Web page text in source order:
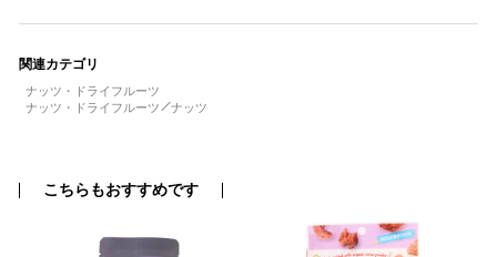
関連カテゴリ
ナッツ・ドライフルーツ
ナッツ・ドライフルーツ
ナッツ
こちらもおすすめです